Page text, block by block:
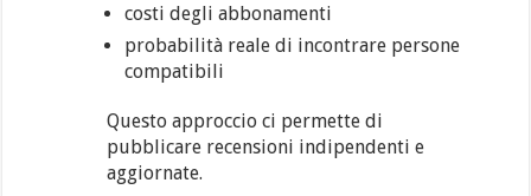
costi degli abbonamenti
probabilità reale di incontrare persone
compatibili
Questo approccio ci permette di
pubblicare recensioni indipendenti e
aggiornate.